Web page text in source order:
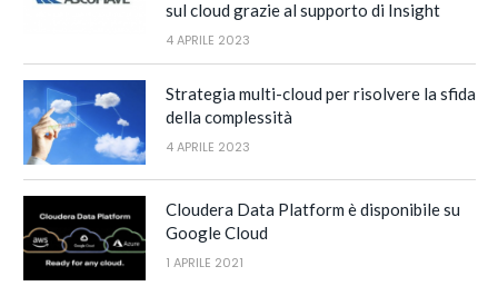
sul cloud grazie al supporto di Insight
4 APRILE 2023
Strategia multi-cloud per risolvere la sfida
della complessità
4 APRILE 2023
Cloudera Data Platform è disponibile su
Google Cloud
1 APRILE 2021